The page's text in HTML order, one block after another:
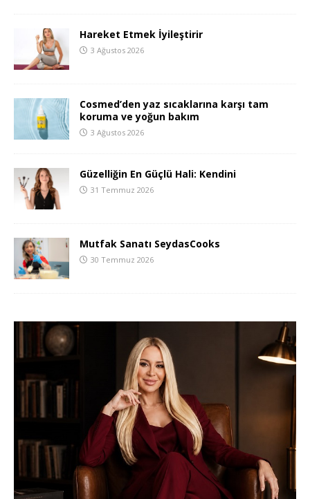
Hareket Etmek İyileştirir
3 Ağustos 2026
Cosmed’den yaz sıcaklarına karşı tam
koruma ve yoğun bakım
3 Ağustos 2026
Güzelliğin En Güçlü Hali: Kendini
31 Temmuz 2026
Mutfak Sanatı SeydasCooks
30 Temmuz 2026